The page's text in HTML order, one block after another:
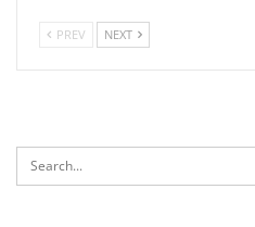
PREV NEXT